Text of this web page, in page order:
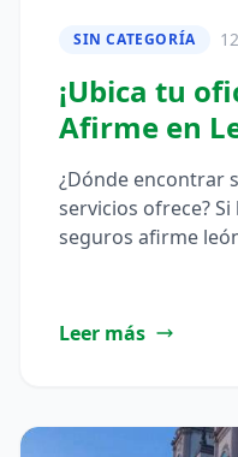
SIN CATEGORÍA
¡Ubica tu
Afirme en
¿Dónde encontrar
servicios ofrece?
seguros afirme
Leer más